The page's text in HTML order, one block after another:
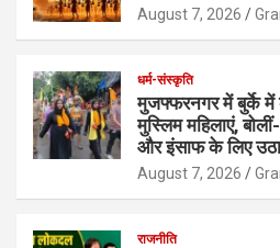
August 7, 2026
धर्म-संस्कृति
मुजफ्फरनगर में बुर्के में
मुस्लिम महिलाएं,
और इंसाफ के लिए
August 7, 2026
राजनीति